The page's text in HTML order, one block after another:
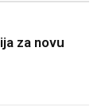
za novu